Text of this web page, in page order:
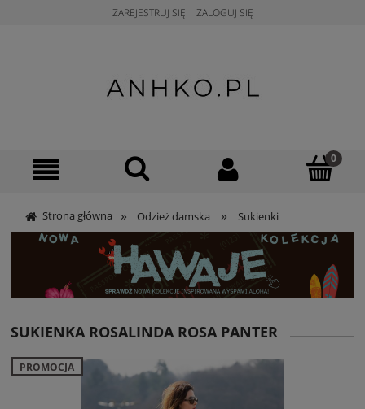
ZAREJESTRUJ SIĘ ZALOGUJ SIĘ
Strona główna » Odzież damska » Sukienki
SUKIENKA ROSALINDA ROSA PANTER
PROMOCJA